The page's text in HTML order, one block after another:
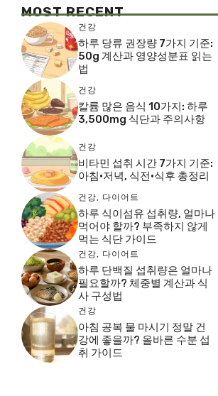
MOST RECENT
건강
하루 당류 권장량 7가지 기준:
50g 계산과 영양성분표 읽는
법
건강
칼륨 많은 음식 10가지: 하루
3,500mg 식단과 주의사항
건강
비타민 섭취 시간 7가지 기준:
아침·저녁, 식전·식후 총정리
건강, 다이어트
하루 식이섬유 섭취량, 얼마나
먹어야 할까? 부족하지 않게
먹는 식단 가이드
건강, 다이어트
하루 단백질 섭취량은 얼마나
필요할까? 체중별 계산과 식
사 구성법
건강
아침 공복 물 마시기 정말 건
강에 좋을까? 올바른 수분 섭
취 가이드